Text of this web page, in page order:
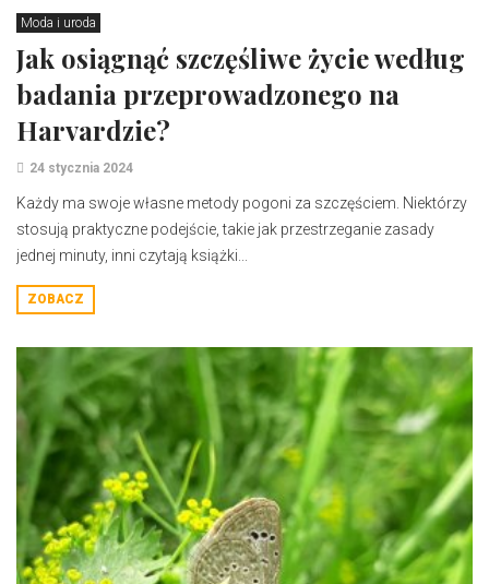
Moda i uroda
Jak osiągnąć szczęśliwe życie według
badania przeprowadzonego na
Harvardzie?
24 stycznia 2024
Każdy ma swoje własne metody pogoni za szczęściem. Niektórzy
stosują praktyczne podejście, takie jak przestrzeganie zasady
jednej minuty, inni czytają książki...
ZOBACZ